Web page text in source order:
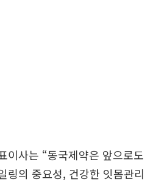
이사는 “동국제약은 앞으로도
링의 중요성, 건강한 잇몸관리